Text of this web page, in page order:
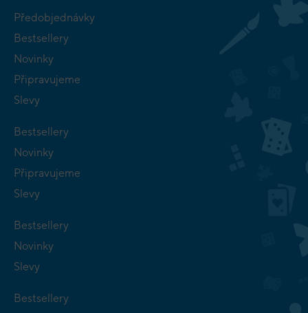
Předobjednávky
Bestsellery
Novinky
Připravujeme
Slevy
Bestsellery
Novinky
Připravujeme
Slevy
Bestsellery
Novinky
Slevy
Bestsellery